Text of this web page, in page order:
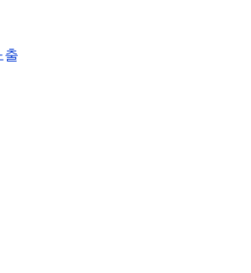
출